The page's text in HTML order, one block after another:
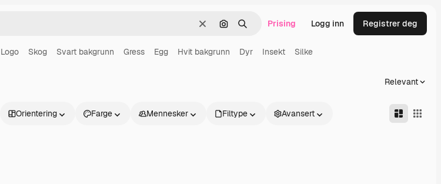
Slett Søk etter bilde
Søk Prising Logg inn Registrer deg
Logo Skog Svart bakgrunn Gress Egg Hvit bakgrunn Dyr Insekt Silke
Relevant
Orientering Farge Mennesker Filtype Avansert